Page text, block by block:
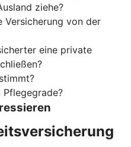
ziehe?
Versicherung von der
eine private
Pflegegrade?